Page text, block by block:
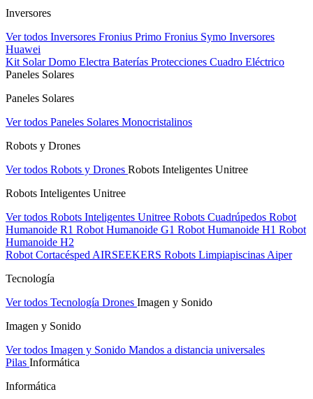
Inversores
Ver todos Inversores Fronius Primo Fronius Symo Inversores
Huawei
Kit Solar Domo Electra Baterías Protecciones Cuadro Eléctrico
Paneles Solares
Paneles Solares
Ver todos Paneles Solares Monocristalinos
Robots y Drones
Ver todos Robots y Drones Robots Inteligentes Unitree
Robots Inteligentes Unitree
Ver todos Robots Inteligentes Unitree Robots Cuadrúpedos Robot
Humanoide R1 Robot Humanoide G1 Robot Humanoide H1 Robot
Humanoide H2
Robot Cortacésped AIRSEEKERS Robots Limpiapiscinas Aiper
Tecnología
Ver todos Tecnología Drones Imagen y Sonido
Imagen y Sonido
Ver todos Imagen y Sonido Mandos a distancia universales
Pilas Informática
Informática